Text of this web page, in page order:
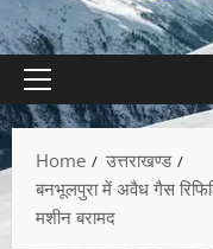
Home
उत्तराखण्ड
बनभूलपुरा में अवैध गैस
मशीन बरामद